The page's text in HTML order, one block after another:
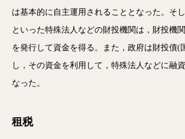
は基本的に自主運用されることとなった。そ
といった特殊法人などの財投機関は，財投機
を発行して資金を得る。また，政府は財投債(
し，その資金を利用して，特殊法人などに融
なった。
租税